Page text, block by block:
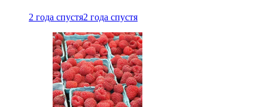
2 года спустя2 года спустя